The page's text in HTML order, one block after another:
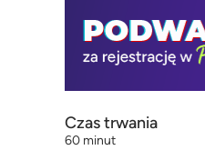
Czas trwania
60 minut